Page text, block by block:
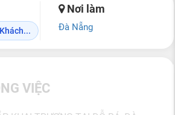
Nơi làm
Đà Nẵng
VIỆC